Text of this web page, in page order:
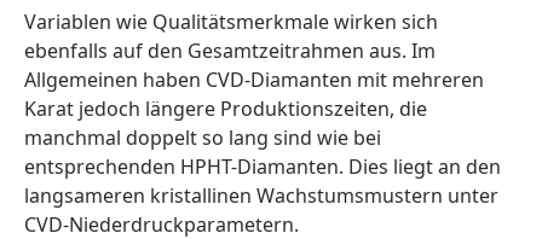
Variablen wie Qualitätsmerkmale wirken sich
ebenfalls auf den Gesamtzeitrahmen aus. Im
Allgemeinen haben CVD-Diamanten mit mehreren
Karat jedoch längere Produktionszeiten, die
manchmal doppelt so lang sind wie bei
entsprechenden HPHT-Diamanten. Dies liegt an den
langsameren kristallinen Wachstumsmustern unter
CVD-Niederdruckparametern.